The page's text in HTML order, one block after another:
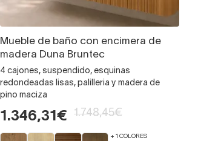
Mueble de baño con encimera de
madera Duna Bruntec
4 cajones, suspendido, esquinas
redondeadas lisas, palilleria y madera de
pino maciza
1.346,31€ 1.748,45€
+ 1 COLORES